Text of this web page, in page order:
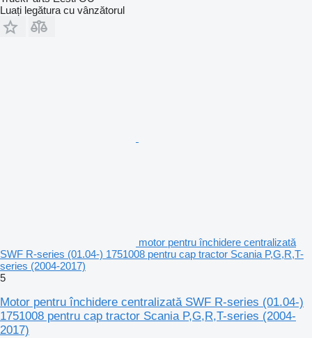
Luați legătura cu vânzătorul
motor pentru închidere centralizată
SWF R-series (01.04-) 1751008 pentru cap tractor Scania P,G,R,T-
series (2004-2017)
5
Motor pentru închidere centralizată SWF R-series (01.04-)
1751008 pentru cap tractor Scania P,G,R,T-series (2004-
2017)